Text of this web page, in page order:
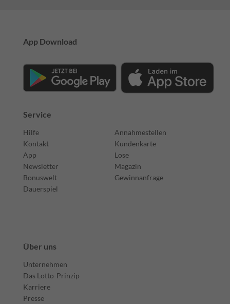
App Download
Service
Hilfe
Kontakt
App
Newsletter
Bonuswelt
Dauerspiel
Annahmestellen
Kundenkarte
Lose
Magazin
Gewinnanfrage
Über uns
Unternehmen
Das Lotto-Prinzip
Karriere
Presse